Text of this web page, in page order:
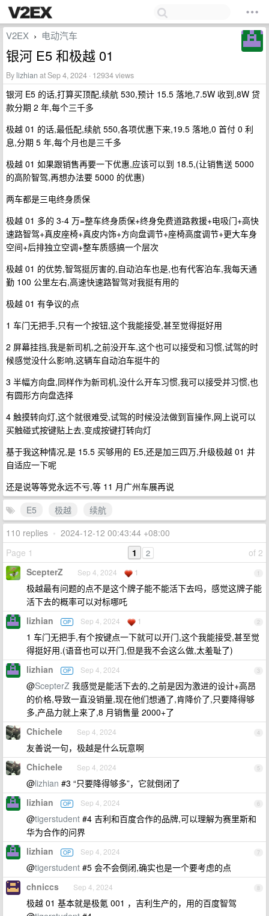
V2EX › 电动汽车
银河 E5 和极越 01
By lizhian at Sep 4, 2024 · 12934 views
银河 E5 的话,打算买顶配,续航 530,预计 15.5 落地,7.5W 收到,8W 贷
款分期 2 年,每个三千多
极越 01 的话,最低配,续航 550,各项优惠下来,19.5 落地,0 首付 0 利
息,分期 5 年,每个月也是三千多
极越 01 如果跟销售再要一下优惠,应该可以到 18.5,(让销售送 5000
的高阶智驾,再想办法要 5000 的优惠)
两车都是三电终身质保
极越 01 多的 3-4 万=整车终身质保+终身免费道路救援+电吸门+高快
速路智驾+真皮座椅+真皮内饰+方向盘调节+座椅高度调节+更大车身
空间+后排独立空调+整车质感搞一个层次
极越 01 的优势,智驾挺厉害的,自动泊车也是,也有代客泊车,我每天通
勤 100 公里左右,高速快速路智驾对我挺有用的
极越 01 有争议的点
1 车门无把手,只有一个按钮,这个我能接受,甚至觉得挺好用
2 屏幕挂挡,我是新司机,之前没开车,这个也可以接受和习惯,试驾的时
候感觉没什么影响,这辆车自动泊车挺牛的
3 半幅方向盘,同样作为新司机,没什么开车习惯,我可以接受并习惯,也
有圆形方向盘选择
4 触摸转向灯,这个就很难受,试驾的时候没法做到盲操作,网上说可以
买触碰式按键贴上去,变成按键打转向灯
基于我这种情况,是 15.5 买够用的 E5,还是加三四万,升级极越 01 并
自适应一下呢
还是说等等党永远不亏,等 11 月广州车展再说
E5
极越
续航
110 replies • 2024-12-12 00:43:44 +08:00
Page 1
of 2
1 2
1
ScepterZ Sep 4, 2024 1
极越最有问题的点不是这个牌子能不能活下去吗，感觉这牌子能
活下去的概率可以对标哪吒
2
lizhian OP Sep 4, 2024 1
1 车门无把手,有个按键点一下就可以开门,这个我能接受,甚至觉
得挺好用.(语音也可以开门,但是我不会这么做,太羞耻了)
3
lizhian OP Sep 4, 2024
@ScepterZ 我感觉是能活下去的,之前是因为激进的设计+高昂
的价格,导致一直没销量,现在他们想通了,肯降价了,只要降得够
多,产品力就上来了,8 月销售量 2000+了
4
Chichele Sep 4, 2024
友善说一句，极越是什么玩意啊
5
Chichele Sep 4, 2024
@lizhian #3 “只要降得够多”，它就倒闭了
6
lizhian OP Sep 4, 2024
@tigerstudent #4 吉利和百度合作的品牌,可以理解为赛里斯和
华为合作的问界
7
lizhian OP Sep 4, 2024
@tigerstudent #5 会不会倒闭,确实也是一个要考虑的点
8
chniccs Sep 4, 2024
极越 01 基本就是极氪 001 ，吉利生产的，用的百度智驾